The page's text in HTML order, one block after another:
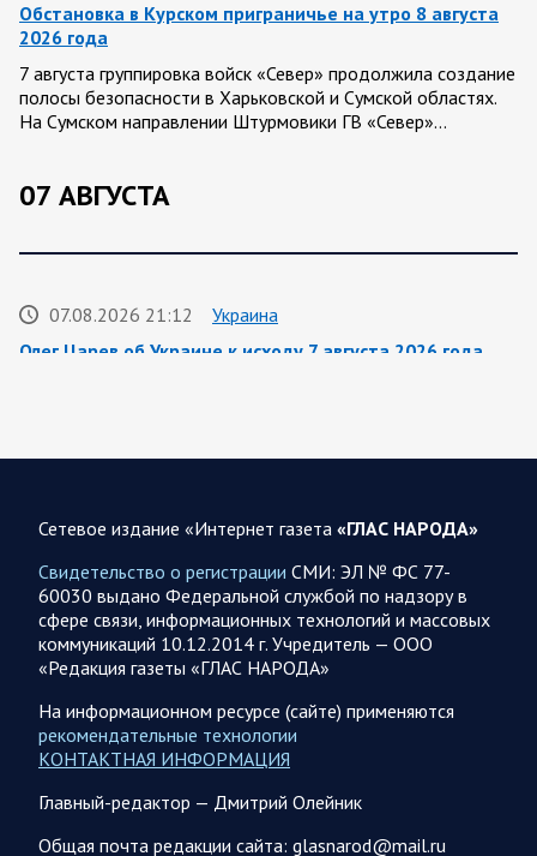
Обстановка в Курском приграничье на утро 8 августа
2026 года
7 августа группировка войск «Север» продолжила создание
полосы безопасности в Харьковской и Сумской областях.
На Сумском направлении Штурмовики ГВ «Север»…
07 АВГУСТА
07.08.2026 21:12
Украина
Олег Царев об Украине к исходу 7 августа 2026 года
Фронтовая сводка Олега Царева на вечер 7 августа
На Херсонском фронте наши дронщики бьют по
автомобилям, системам связи и РЭБ в Херсоне и сёлах
правобережья. Враг обстрелял за…
07.08.2026 17:24
Саратовская область
Максим Леонов рассказал о тушении пожара на
территории полигона АО «Ситиматик»
Глава Энгельсского района Максим Леонов сообщает: «На
территории полигона АО «Ситиматик» в непрерывном
режиме продолжаются работы по отсыпке грунтом…
Сетевое издание «Интернет газета «ГЛАС НАРОДА»
Свидетельство о регистрации СМИ: ЭЛ № ФС 77-
60030 выдано Федеральной службой по надзору в
сфере связи, информационных технологий и массовых
коммуникаций 10.12.2014 г. Учредитель — ООО
«Редакция газеты «ГЛАС НАРОДА»
На информационном ресурсе (сайте) применяются
рекомендательные технологии
КОНТАКТНАЯ ИНФОРМАЦИЯ
Главный-редактор — Дмитрий Олейник
Общая почта редакции сайта: glasnarod@mail.ru